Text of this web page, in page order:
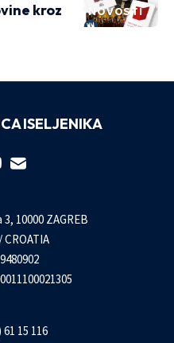
NOVOSTI
kroz
ISELJENIKA
10000 ZAGREB
CROATIA
15 116